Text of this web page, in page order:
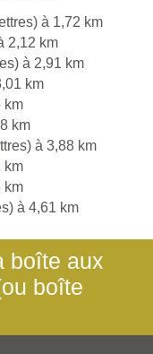
à 1,72 km
2,12 km
à 2,91 km
km
km
km
à 3,88 km
km
km
à 4,61 km
boîte aux
boîte